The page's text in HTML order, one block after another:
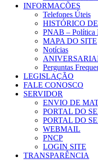
INFORMAÇÕES
Telefones Úteis
HISTÓRICO
PNAB – Política
MAPA DO SITE
Notícias
Perguntas
LEGISLAÇÃO
FALE CONOSCO
SERVIDOR
ENVIO DE
PORTAL DO
PORTAL DO
WEBMAIL
PNCP
LOGIN SITE
TRANSPARÊNCIA